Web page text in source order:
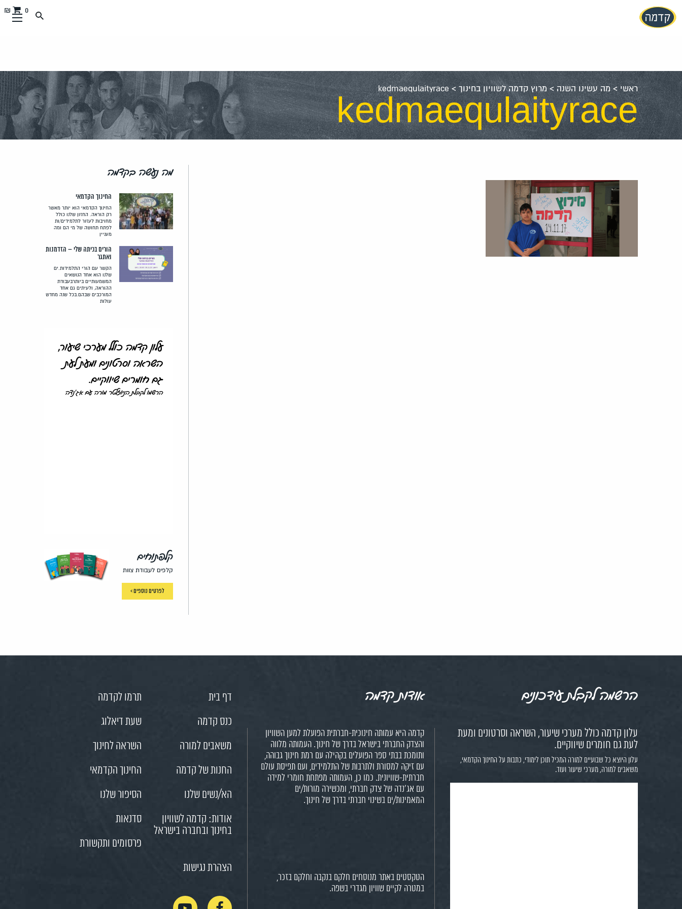
עבור
אל
0 ₪
ראשי>מה עשינו השנה >מרוץ קדמה לשוויון בחינוך >
kedmaequlaityrace
kedmaequlaityrace
מה נעשה בקדמה
החינוך הקדמאי
החינוך הקדמאי הוא יותר מאשר
רק הוראה. החזון שלנו כולל
מחויבות לעזור לתלמידים/ות
לפתח תחושה של מי הם ומה
מעניין
הורים בכיתה שלי – הזדמנות
ואתגר
הקשר עם הורי התלמידות.ים
שלנו הוא אחד הנושאים
המשמעותיים ביותרבעבודת
ההוראה, ולעיתים גם אחד
המורכבים שבהם.בכל שנה מחדש
עולות
עלון קדמה כולל מערכי שיעור,
השראה וסרטונים ומעת לעת
גם חומרים שיווקיים.
הרשמו לקבלת הניוזלטר מורה עם אג'נדה
קלפתוחים
קלפים לעבודת צוות
לפרטים נוספים >
הרשמה לקבלת עידכונים
עלון קדמה כולל מערכי שיעור, השראה וסרטונים ומעת
לעת גם חומרים שיווקיים.
עלון היוצא כל שבועיים למורה המכיל תוכן לימודי, כתבות על החינוך הקדמאי,
משאבים למורה, מערכי שיעור ועוד.
אודות קדמה
קדמה היא עמותה חינוכית-חברתית הפועלת למען השוויון
והצדק החברתי בישראל בדרך של חינוך. העמותה מלווה
ותומכת בבתי ספר הפועלים בקהילה עם רמת חינוך גבוהה,
עם זיקה למסורת ולתרבות של התלמידים, ועם תפיסת עולם
חברתית-שוויונית. כמו כן, העמותה מפתחת חומרי למידה
עם אג'נדה של צדק חברתי, ומכשירה מורות/ים
המאמינות/ים בשינוי חברתי בדרך של חינוך.
הטקסטים באתר מנוסחים חלקם בנקבה וחלקם בזכר,
במטרה לקיים שוויון מגדרי בשפה.
דף בית
תרמו לקדמה
כנס קדמה
שעת דיאלוג
משאבים למורה
השראה לחינוך
החנות של קדמה
החינוך הקדמאי
הא/נשים שלנו
הסיפור שלנו
אודות: קדמה לשוויון
בחינוך ובחברה בישראל
סדנאות
פרסומים ותקשורת
הצהרת נגישות